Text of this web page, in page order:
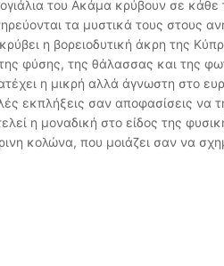
του Ακάμα κρύβουν σε κάθε
τα μυστικά τους στους
η βορειοδυτική άκρη της
της φύσης, της θάλασσας και της
η μικρή αλλά άγνωστη στο
εκπλήξεις σαν αποφασίσεις να
η μοναδική στο είδος της
κολώνα, που μοιάζει σαν να